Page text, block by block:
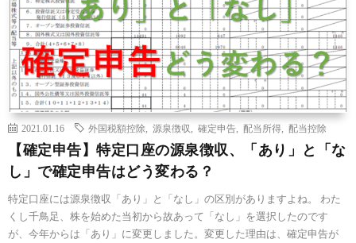
2021.01.16 外国税額控除 源泉徴収 確定申告 配当所得 配当控除
【確定申告】特定口座の源泉徴収、「あり」と「な
し」で確定申告はどう変わる？
特定口座には源泉徴収「あり」と「なし」の区別がありますよね。 わた
くし千鳥足、株を始めた当初から故あって「なし」を選択したのです
が、今年からは「あり」に変更しました。変更した理由は、確定申告が